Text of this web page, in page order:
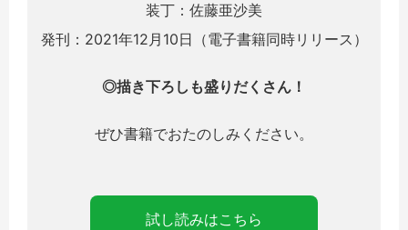
装丁：佐藤亜沙美
発刊：2021年12月10日（電子書籍同時リリース）
◎描き下ろしも盛りだくさん！
ぜひ書籍でおたのしみください。
試し読みはこちら